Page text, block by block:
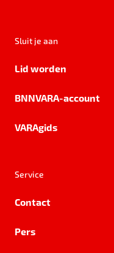
Sluit je aan
Lid worden
BNNVARA-account
VARAgids
Service
Contact
Pers